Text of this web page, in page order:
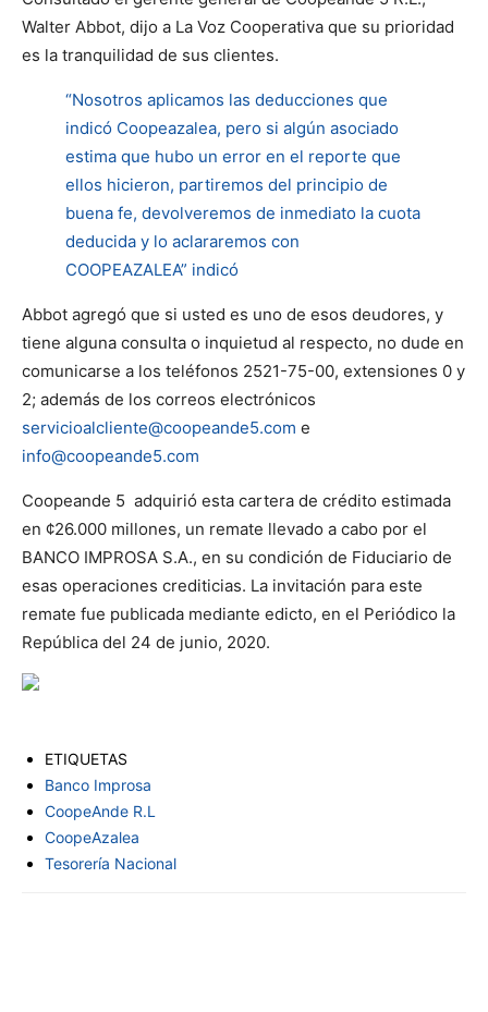
Walter Abbot, dijo a La Voz Cooperativa que su prioridad
es la tranquilidad de sus clientes.
“Nosotros aplicamos las deducciones que
indicó Coopeazalea, pero si algún asociado
estima que hubo un error en el reporte que
ellos hicieron, partiremos del principio de
buena fe, devolveremos de inmediato la cuota
deducida y lo aclararemos con
COOPEAZALEA” indicó
Abbot agregó que si usted es uno de esos deudores, y
tiene alguna consulta o inquietud al respecto, no dude en
comunicarse a los teléfonos 2521-75-00, extensiones 0 y
2; además de los correos electrónicos
servicioalcliente@coopeande5.com e
info@coopeande5.com
Coopeande 5 adquirió esta cartera de crédito estimada
en ¢26.000 millones, un remate llevado a cabo por el
BANCO IMPROSA S.A., en su condición de Fiduciario de
esas operaciones crediticias. La invitación para este
remate fue publicada mediante edicto, en el Periódico la
República del 24 de junio, 2020.
ETIQUETAS
Banco Improsa
CoopeAnde R.L
CoopeAzalea
Tesorería Nacional